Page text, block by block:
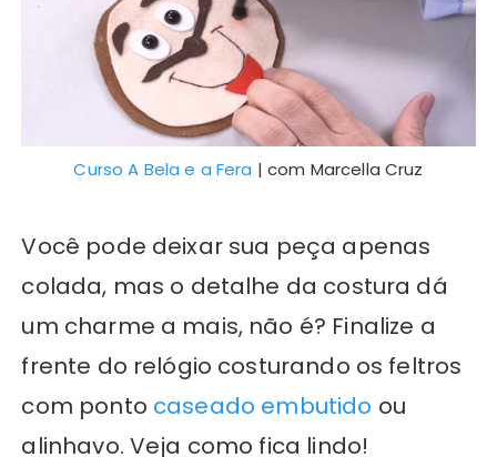
Curso A Bela e a Fera | com Marcella Cruz
Você pode deixar sua peça apenas
colada, mas o detalhe da costura dá
um charme a mais, não é? Finalize a
frente do relógio costurando os feltros
com ponto caseado embutido ou
alinhavo. Veja como fica lindo!